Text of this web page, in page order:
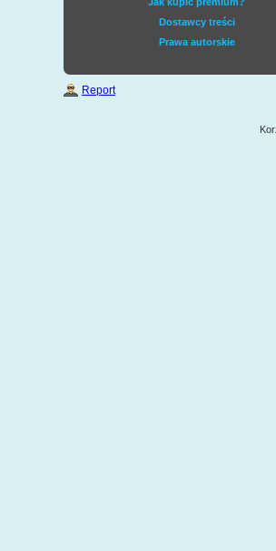
Dostawcy treści
Prawa autorskie
Report